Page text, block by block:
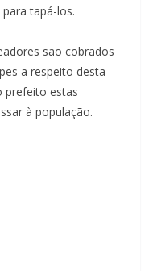
tapá-los.
são cobrados
a respeito desta
prefeito estas
à população.